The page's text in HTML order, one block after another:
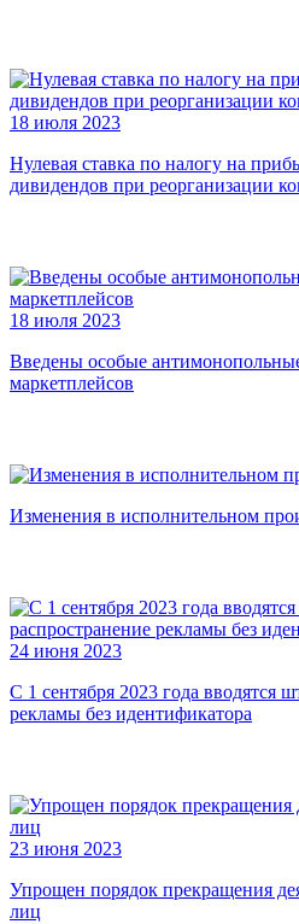
18 июля 2023
Нулевая ставка по налогу на
дивидендов при реорганизации
18 июля 2023
Введены особые
маркетплейсов
Изменения в исполнительном
24 июня 2023
С 1 сентября 2023 года вводятся
рекламы без идентификатора
23 июня 2023
Упрощен порядок прекращения
лиц